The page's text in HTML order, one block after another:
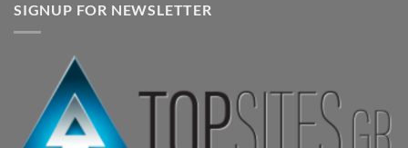
SIGNUP FOR NEWSLETTER